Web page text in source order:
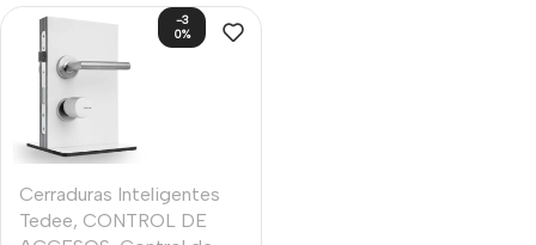
-3
0%
Cerraduras Inteligentes
Tedee, CONTROL DE